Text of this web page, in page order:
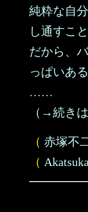
純粋な自
し通すこ
だから、
っぱいあ
……
（→続き
（ 赤塚不
（